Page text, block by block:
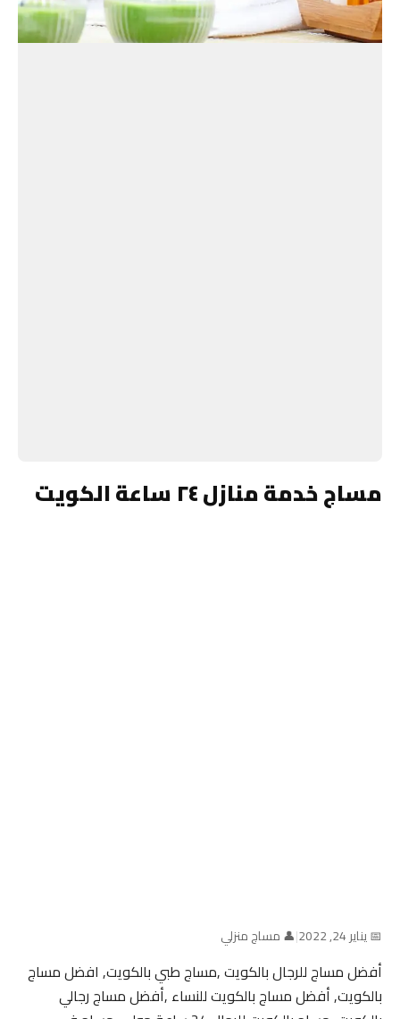
مساج خدمة منازل ٢٤ ساعة الكويت
📅 يناير 24, 2022 |👤 مساج منزلي
أفضل مساج للرجال بالكويت ,مساج طبي بالكويت, افضل مساج
بالكويت, أفضل مساج بالكويت للنساء ,أفضل مساج رجالي